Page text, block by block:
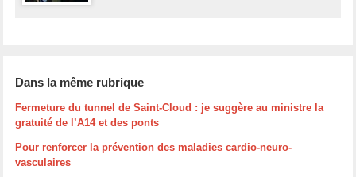
Dans la même rubrique
Fermeture du tunnel de Saint-Cloud : je suggère au ministre la
gratuité de l’A14 et des ponts
Pour renforcer la prévention des maladies cardio-neuro-
vasculaires